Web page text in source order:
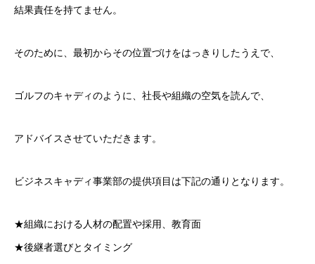
結果責任を持てません。
そのために、最初からその位置づけをはっきりしたうえで、
ゴルフのキャディのように、社長や組織の空気を読んで、
アドバイスさせていただきます。
ビジネスキャディ事業部の提供項目は下記の通りとなります。
★組織における人材の配置や採用、教育面
★後継者選びとタイミング